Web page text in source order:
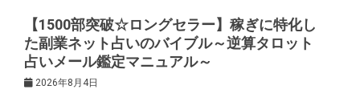
【1500部突破☆ロングセラー】稼ぎに特化し
た副業ネット占いのバイブル～逆算タロット
占いメール鑑定マニュアル～
2026年8月4日